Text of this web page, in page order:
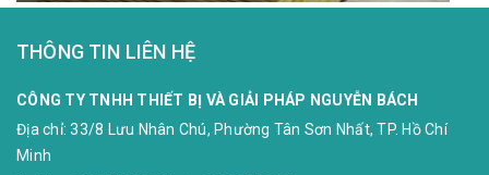
THÔNG TIN LIÊN HỆ
CÔNG TY TNHH THIẾT BỊ VÀ GIẢI PHÁP NGUYỄN BÁCH
Địa chỉ:33/8 Lưu Nhân Chú, Phường Tân Sơn Nhất, TP. Hồ Chí
Minh